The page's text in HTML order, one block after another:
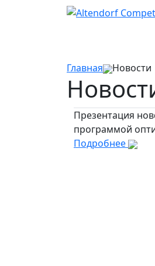
Главная Новости
Презентация
программой
Подробнее